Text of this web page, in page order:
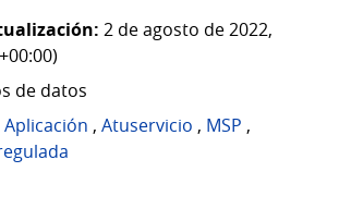
2 de agosto de 2022,
de datos
Aplicación , Atuservicio , MSP ,